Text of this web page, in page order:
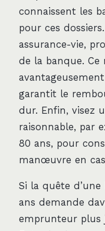
connaissent les
pour ces
assurance-vie,
de la banque. Ce
garantit le
dur. Enfin, visez
raisonnable, par
80 ans, pour
manœuvre en
Si la quête
ans demande
emprunteur plus